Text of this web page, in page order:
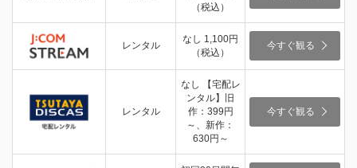
（税込）
レンタル
なし 1,100円
（税込）
今すぐ観る
レンタル
なし 【宅配レ
ンタル】旧
作：399円
～、新作：
630円～
今すぐ観る